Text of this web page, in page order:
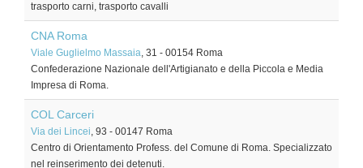
trasporto carni, trasporto cavalli
CNA Roma
Viale Guglielmo Massaia, 31 - 00154 Roma
Confederazione Nazionale dell'Artigianato e della Piccola e Media
Impresa di Roma.
COL Carceri
Via dei Lincei, 93 - 00147 Roma
Centro di Orientamento Profess. del Comune di Roma. Specializzato
nel reinserimento dei detenuti.